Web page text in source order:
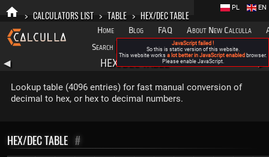
> CALCULATORS LIST > TABLE > HEX/DEC TABLE
Home Blog FAQ About New Calculla
Search
Categories
EN
PL
◀ HEX/DEC TABLE
Lookup table (4096 entries) for fast manual conversion of
decimal to hex, or hex to decimal numbers.
HEX/DEC TABLE #
JavaScript failed !
So this is static version of this website.
This website works a lot better in JavaScript enabled browser.
Please enable JavaScript.